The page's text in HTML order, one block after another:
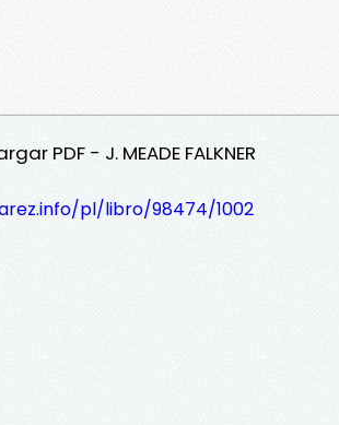
PDF - J. MEADE FALKNER
pl/libro/98474/1002